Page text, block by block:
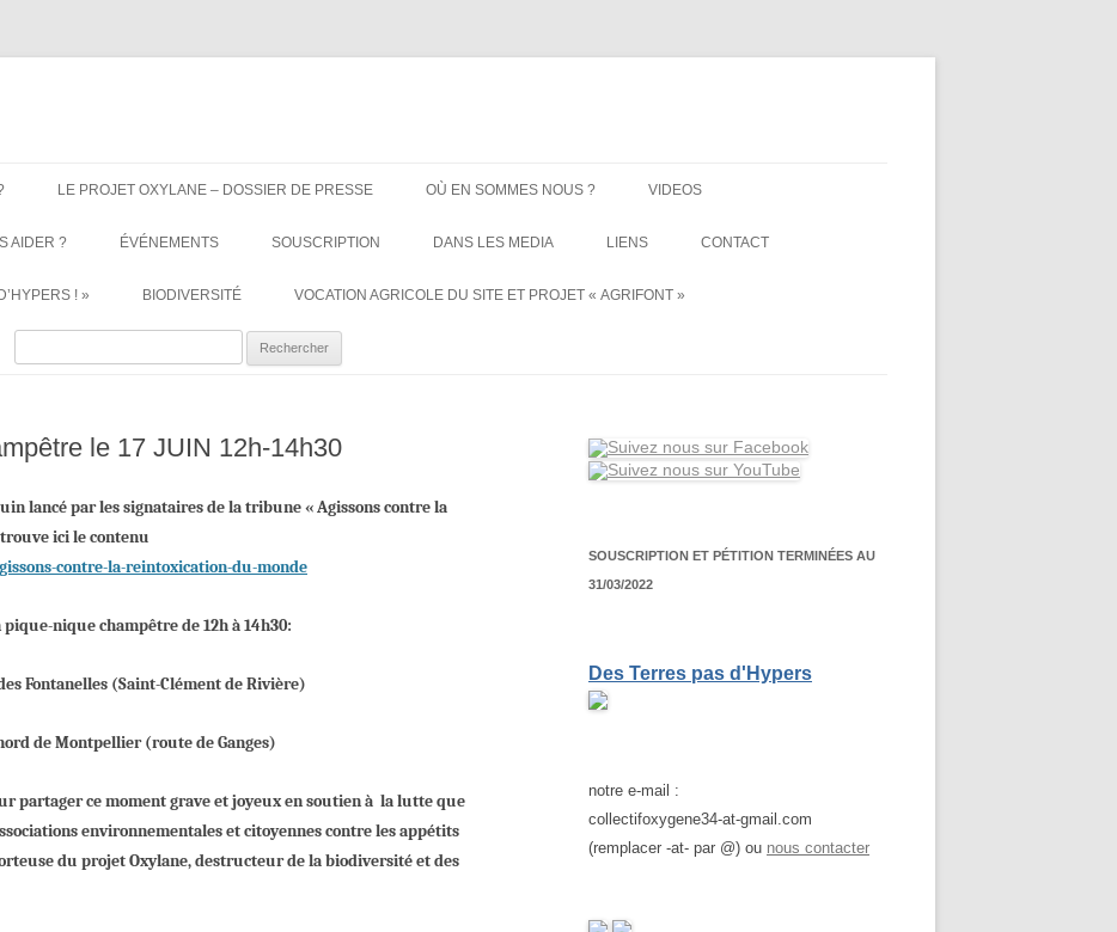
au
LE PROJET OXYLANE – DOSSIER DE PRESSE OÙ EN SOMMES NOUS ? VIDEOS
AIDER ? ÉVÉNEMENTS SOUSCRIPTION DANS LES MEDIA LIENS CONTACT
! » BIODIVERSITÉ VOCATION AGRICOLE DU SITE ET PROJET « AGRIFONT »
le 17 JUIN 12h-14h30
lancé par les signataires de la tribune « Agissons contre la
ici le contenu
contre-la-reintoxication-du-monde
nique champêtre de 12h à 14h30:
Fontanelles (Saint-Clément de Rivière)
de Montpellier (route de Ganges)
partagercemoment grave et joyeuxensoutien à la lutte que
environnementales et citoyennescontreles appétits
du projet Oxylane, destructeur delabiodiversité et des
SOUSCRIPTION ET PÉTITION TERMINÉES AU
31/03/2022
Des Terres pas d'Hypers
notre e-mail :
collectifoxygene34-at-gmail.com
(remplacer -at- par @) ou nous contacter